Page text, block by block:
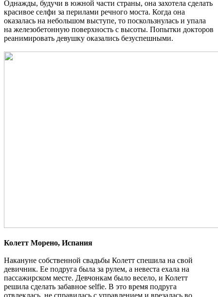
Однажды, будучи в южной части страны, она захотела сделать
красивое селфи за перилами речного моста. Когда она
оказалась на небольшом выступе, то поскользнулась и упала
на железобетонную поверхность с высоты. Попытки докторов
реанимировать девушку оказались безуспешными.
Колетт Морено, Испания
Накануне собственной свадьбы Колетт спешила на свой
девичник. Ее подруга была за рулем, а невеста ехала на
пассажирском месте. Девчонкам было весело, и Колетт
решила сделать забавное selfie. В это время подруга
отвлеклась, не справилась с управлением и врезалась во